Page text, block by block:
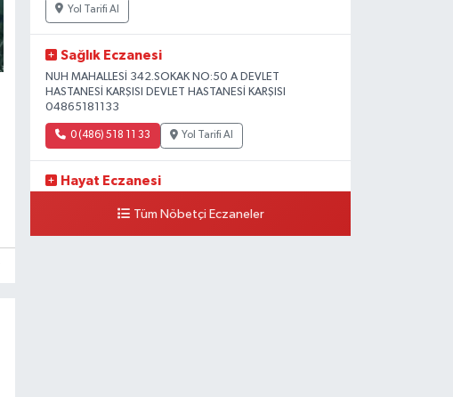
Yol Tarifi Al
Sağlık Eczanesi
NUH MAHALLESİ 342.SOKAK NO:50 A DEVLET
HASTANESİ KARŞISI DEVLET HASTANESİ KARŞISI
04865181133
0 (486) 518 11 33 Yol Tarifi Al
Hayat Eczanesi
Tüm Nöbetçi Eczaneler